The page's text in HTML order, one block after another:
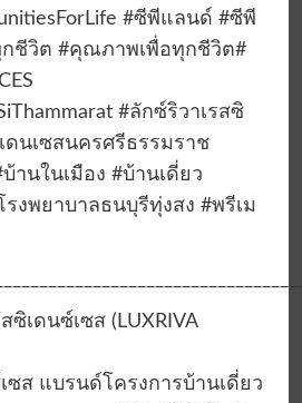
#ซีพีแลนด์ #ซีพี
ชีวิต #คุณภาพเพื่อทุกชีวิต#
#ลักซ์ริวาเรสซิ
ดนเซสนครศรีธรรมราช
านในเมือง #บ้านเดี่ยว
งพยาบาลธนบุรีทุ่งสง #พรีเม
ซิเดนซ์เซส (LUXRIVA
ซส แบรนด์โครงการบ้านเดี่ยว